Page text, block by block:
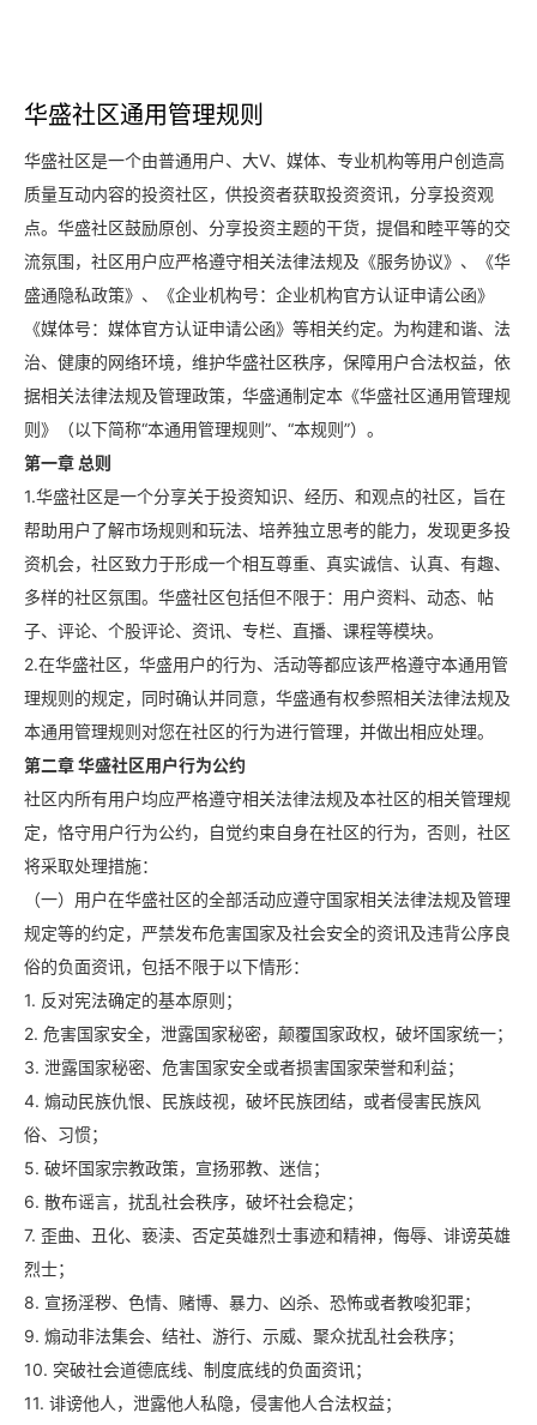
要闻
快讯
美股
港股
新股
加密货币
华盛APls
低时延极速交易系统
概述
AM 资产管理服务
ECM 股权资本市场服务
FICC 固定收益、外汇和大宗商品服务
WM 财富管理服务
关于我们
媒体报导
华盛社区通用管理规则
华盛社区是一个由普通用户、大V、媒体、专业机构等用户创造高
质量互动内容的投资社区，供投资者获取投资资讯，分享投资观
点。华盛社区鼓励原创、分享投资主题的干货，提倡和睦平等的交
流氛围，社区用户应严格遵守相关法律法规及《服务协议》、《华
盛通隐私政策》、《企业机构号：企业机构官方认证申请公函》
《媒体号：媒体官方认证申请公函》等相关约定。为构建和谐、法
治、健康的网络环境，维护华盛社区秩序，保障用户合法权益，依
据相关法律法规及管理政策，华盛通制定本《华盛社区通用管理规
则》（以下简称“本通用管理规则”、“本规则”）。
第一章 总则
1.华盛社区是一个分享关于投资知识、经历、和观点的社区，旨在
帮助用户了解市场规则和玩法、培养独立思考的能力，发现更多投
资机会，社区致力于形成一个相互尊重、真实诚信、认真、有趣、
多样的社区氛围。华盛社区包括但不限于：用户资料、动态、帖
子、评论、个股评论、资讯、专栏、直播、课程等模块。
2.在华盛社区，华盛用户的行为、活动等都应该严格遵守本通用管
理规则的规定，同时确认并同意，华盛通有权参照相关法律法规及
本通用管理规则对您在社区的行为进行管理，并做出相应处理。
第二章 华盛社区用户行为公约
社区内所有用户均应严格遵守相关法律法规及本社区的相关管理规
定，恪守用户行为公约，自觉约束自身在社区的行为，否则，社区
将采取处理措施：
（一）用户在华盛社区的全部活动应遵守国家相关法律法规及管理
规定等的约定，严禁发布危害国家及社会安全的资讯及违背公序良
俗的负面资讯，包括不限于以下情形：
1. 反对宪法确定的基本原则；
2. 危害国家安全，泄露国家秘密，颠覆国家政权，破坏国家统一；
3. 泄露国家秘密、危害国家安全或者损害国家荣誉和利益；
4. 煽动民族仇恨、民族歧视，破坏民族团结，或者侵害民族风
俗、习惯；
5. 破坏国家宗教政策，宣扬邪教、迷信；
6. 散布谣言，扰乱社会秩序，破坏社会稳定；
7. 歪曲、丑化、亵渎、否定英雄烈士事迹和精神，侮辱、诽谤英雄
烈士；
8. 宣扬淫秽、色情、赌博、暴力、凶杀、恐怖或者教唆犯罪；
9. 煽动非法集会、结社、游行、示威、聚众扰乱社会秩序；
10. 突破社会道德底线、制度底线的负面资讯；
11. 诽谤他人，泄露他人私隐，侵害他人合法权益；